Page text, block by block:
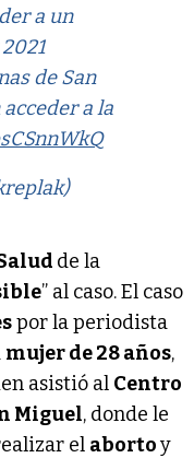
a un
de San
a la
de la
” al caso. El caso
por la periodista
mujer de 28 años,
asistió al Centro
Miguel, donde le
el abortoy